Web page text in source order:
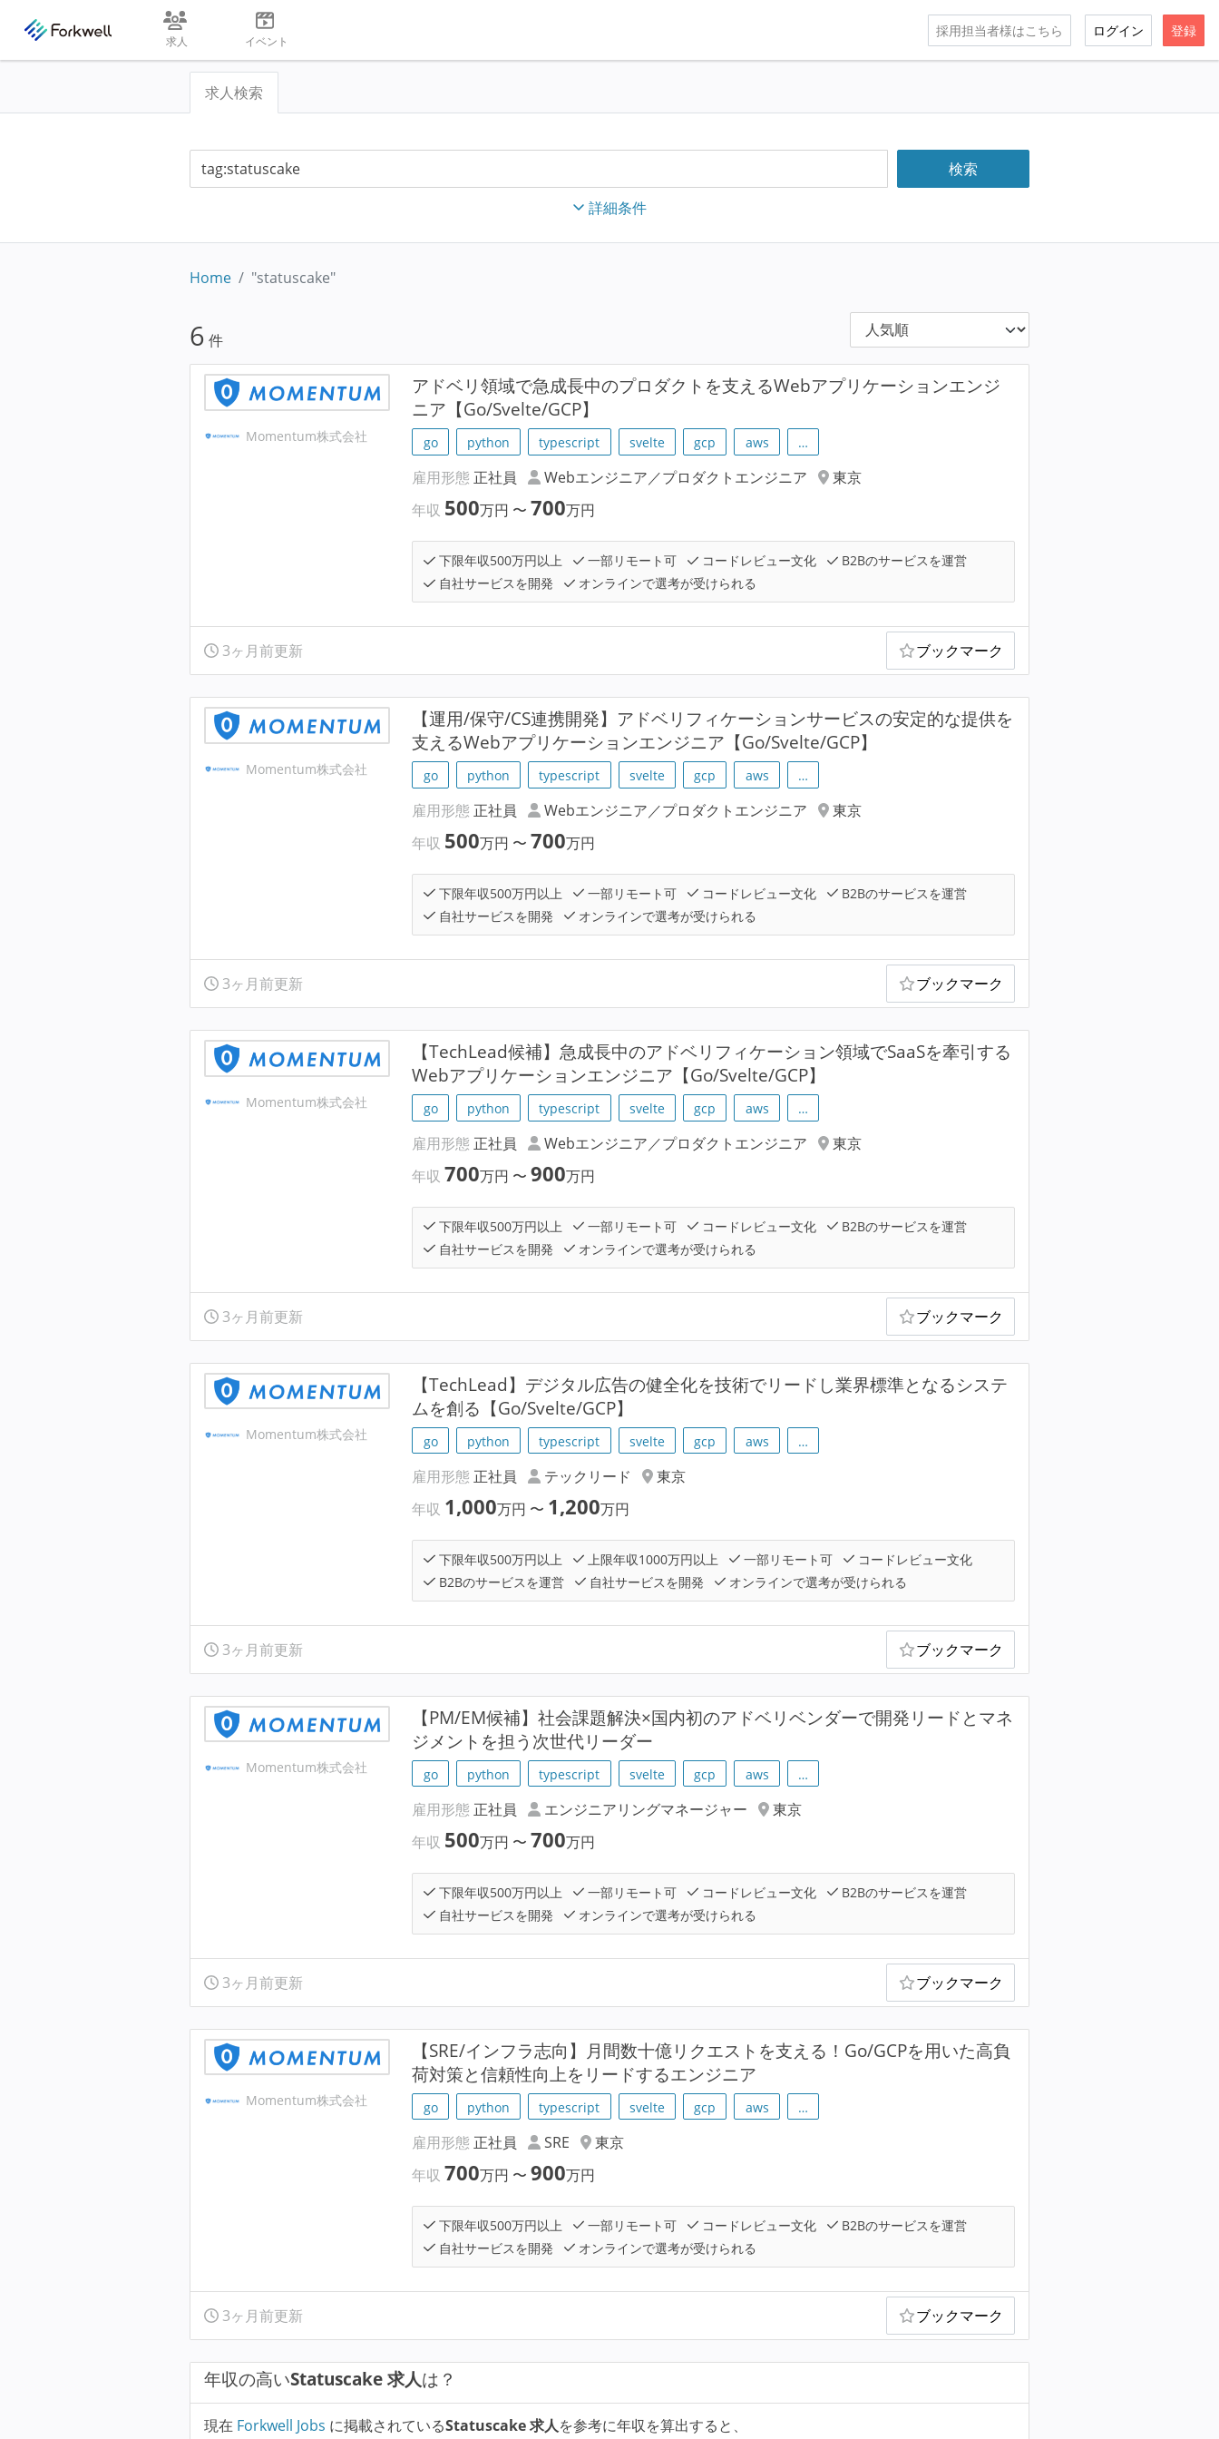
求人 イベント
採用担当者様はこちら ログイン 登録
求人検索
詳細条件
Home "statuscake"
6 件
Momentum株式会社
アドベリ領域で急成長中のプロダクトを支えるWebアプリケーションエンジ
ニア【Go/Svelte/GCP】
go python typescript svelte gcp aws …
雇用形態 正社員 Webエンジニア／プロダクトエンジニア
東京
年収 500万円 〜700万円
下限年収500万円以上 一部リモート可 コードレビュー文化
B2Bのサービスを運営
自社サービスを開発
オンラインで選考が受けられる
3ヶ月前更新 ブックマーク
Momentum株式会社
【運用/保守/CS連携開発】アドベリフィケーションサービスの安定的な提供を
支えるWebアプリケーションエンジニア【Go/Svelte/GCP】
go python typescript svelte gcp aws …
雇用形態 正社員 Webエンジニア／プロダクトエンジニア
東京
年収 500万円 〜700万円
下限年収500万円以上 一部リモート可 コードレビュー文化
B2Bのサービスを運営
自社サービスを開発
オンラインで選考が受けられる
3ヶ月前更新 ブックマーク
Momentum株式会社
【TechLead候補】急成長中のアドベリフィケーション領域でSaaSを牽引する
Webアプリケーションエンジニア【Go/Svelte/GCP】
go python typescript svelte gcp aws …
雇用形態 正社員 Webエンジニア／プロダクトエンジニア
東京
年収700万円 〜900万円
下限年収500万円以上 一部リモート可 コードレビュー文化
B2Bのサービスを運営
自社サービスを開発
オンラインで選考が受けられる
3ヶ月前更新 ブックマーク
Momentum株式会社
【TechLead】デジタル広告の健全化を技術でリードし業界標準となるシステ
ムを創る【Go/Svelte/GCP】
go python typescript svelte gcp aws …
雇用形態 正社員 テックリード
東京
年収 1,000万円 〜 1,200万円
下限年収500万円以上 上限年収1000万円以上 一部リモート可
コードレビュー文化
B2Bのサービスを運営
自社サービスを開発 オンラインで選考が受けられる
3ヶ月前更新 ブックマーク
Momentum株式会社
【PM/EM候補】社会課題解決×国内初のアドベリベンダーで開発リードとマネ
ジメントを担う次世代リーダー
go python typescript svelte gcp aws …
雇用形態 正社員 エンジニアリングマネージャー
東京
年収 500万円 〜700万円
下限年収500万円以上 一部リモート可 コードレビュー文化
B2Bのサービスを運営
自社サービスを開発
オンラインで選考が受けられる
3ヶ月前更新 ブックマーク
Momentum株式会社
【SRE/インフラ志向】月間数十億リクエストを支える！Go/GCPを用いた高負
荷対策と信頼性向上をリードするエンジニア
go python typescript svelte gcp aws …
雇用形態 正社員 SRE
東京
年収700万円 〜900万円
下限年収500万円以上 一部リモート可 コードレビュー文化
B2Bのサービスを運営
自社サービスを開発
オンラインで選考が受けられる
3ヶ月前更新 ブックマーク
年収の高いStatuscake 求人は？
現在 Forkwell Jobs に掲載されているStatuscake 求人を参考に年収を算出すると、